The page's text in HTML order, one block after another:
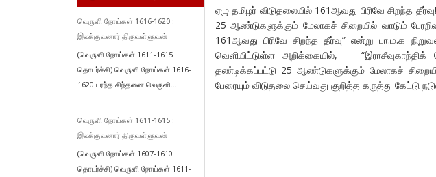
ஏழு தமிழர் விடுதலையில் 161ஆவது பிரிவே சிறந்த
25 ஆண்டுகளுக்கும் மேலாகச் சிறையில் வாடும்
161ஆவது பிரிவே சிறந்த தீர்வு” என்று பா.ம.க
வெளியிட்டுள்ள அறிக்கையில்,
தண்டிக்கப்பட்டு 25 ஆண்டுகளுக்கும் மேலாகச்
பேரையும் விடுதலை செய்வது குறித்த கருத்து கேட்டு
வெருளி நோய்கள் 1616-1620 :
இலக்குவனார் திருவள்ளுவன்
(வெருளி நோய்கள் 1611-1615
தொடர்ச்சி) வெருளி நோய்கள் 1616-
1620 பரந்த சிந்தனை வெருளி...
வெருளி நோய்கள் 1611-1615 :
இலக்குவனார் திருவள்ளுவன்
(வெருளி நோய்கள் 1607-1610
தொடர்ச்சி) வெருளி நோய்கள் 1611-